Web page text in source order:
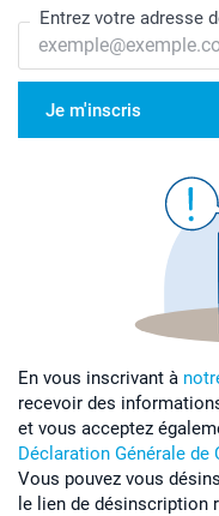
Entrez votre adresse
Je m'inscris
En vous inscrivant à
recevoir des
et vous acceptez
Déclaration Générale de
Vous pouvez vous
le lien de désinscription